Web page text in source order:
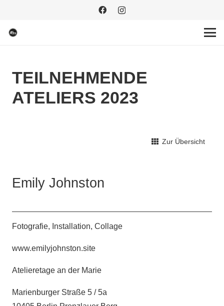
TEILNEHMENDE
ATELIERS 2023
Zur Übersicht
Emily Johnston
Fotografie, Installation, Collage
www.emilyjohnston.site
Atelieretage an der Marie
Marienburger Straße 5 / 5a